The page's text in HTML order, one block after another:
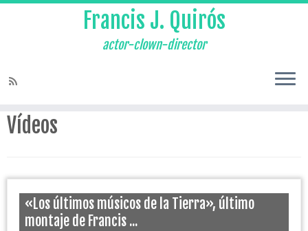
Francis J. Quirós
actor-clown-director
Vídeos
«Los últimos músicos de la Tierra», último
montaje de Francis ...